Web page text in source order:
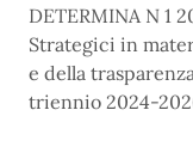
DETERMINA N 1
Strategici in
e della
triennio 2024-